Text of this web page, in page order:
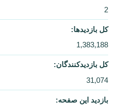
2
کل بازدیدها:
1,383,188
کل بازدیدکنند‌گان:
31,074
بازدید این صفحه: